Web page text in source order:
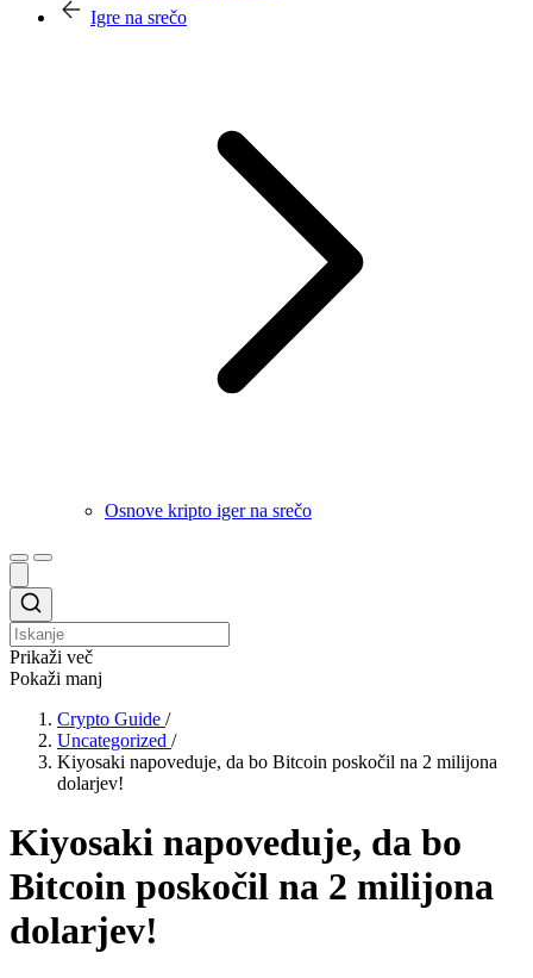
Igre na srečo
Osnove kripto iger na srečo
Prikaži več
Pokaži manj
Crypto Guide /
Uncategorized /
Kiyosaki napoveduje, da bo Bitcoin poskočil na 2 milijona
dolarjev!
Kiyosaki napoveduje, da bo
Bitcoin poskočil na 2 milijona
dolarjev!